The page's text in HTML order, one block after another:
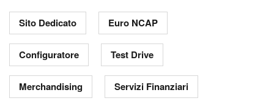
Sito Dedicato Euro NCAP
Configuratore Test Drive
Merchandising Servizi Finanziari